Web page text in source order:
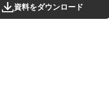
資料をダウンロード